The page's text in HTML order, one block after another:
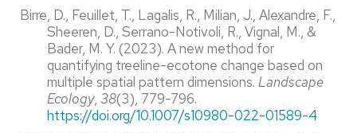
Birre, D., Feuillet, T., Lagalis, R., Milian, J., Alexandre, F.,
Sheeren, D., Serrano-Notivoli, R., Vignal, M., &
Bader, M. Y. (2023). A new method for
quantifying treeline-ecotone change based on
multiple spatial pattern dimensions. Landscape
Ecology, 38(3), 779-796.
https://doi.org/10.1007/s10980-022-01589-4